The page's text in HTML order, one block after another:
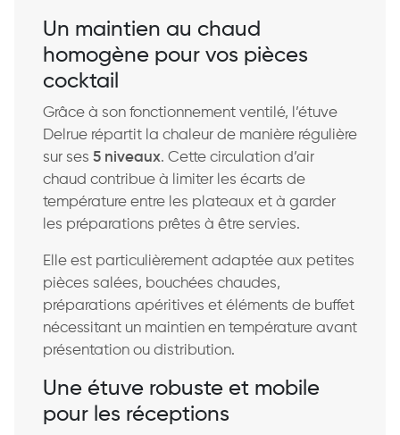
Un maintien au chaud
homogène pour vos pièces
cocktail
Grâce à son fonctionnement ventilé, l’étuve
Delrue répartit la chaleur de manière régulière
sur ses 5 niveaux. Cette circulation d’air
chaud contribue à limiter les écarts de
température entre les plateaux et à garder
les préparations prêtes à être servies.
Elle est particulièrement adaptée aux petites
pièces salées, bouchées chaudes,
préparations apéritives et éléments de buffet
nécessitant un maintien en température avant
présentation ou distribution.
Une étuve robuste et mobile
pour les réceptions